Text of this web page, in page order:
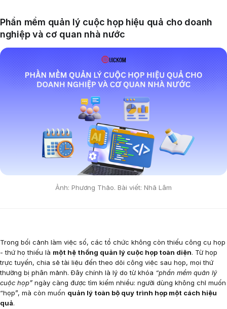
Phần mềm quản lý cuộc họp hiệu quả cho doanh
nghiệp và cơ quan nhà nước
Ảnh: Phương Thảo. Bài viết: Nhã Lâm
Trong bối cảnh làm việc số, các tổ chức không còn thiếu công cụ họp
- thứ họ thiếu là một hệ thống quản lý cuộc họp toàn diện. Từ họp
trực tuyến, chia sẻ tài liệu đến theo dõi công việc sau họp, mọi thứ
thường bị phân mảnh. Đây chính là lý do từ khóa “phần mềm quản lý
cuộc họp” ngày càng được tìm kiếm nhiều: người dùng không chỉ muốn
“họp”, mà còn muốn quản lý toàn bộ quy trình họp một cách hiệu
quả.